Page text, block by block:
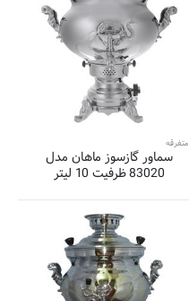
متفرقه
سماور گازسوز ماهان مدل
83020 ظرفیت 10 لیتر